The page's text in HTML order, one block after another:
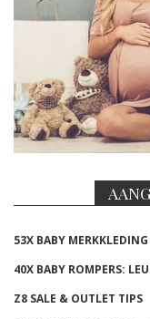
53X BABY
40X BABY ROMPERS:
Z8 SALE & OUTLET TIPS